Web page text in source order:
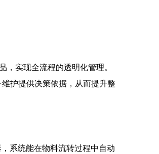
，实现全流程的透明化管理。
护提供决策依据，从而提升整
系统能在物料流转过程中自动